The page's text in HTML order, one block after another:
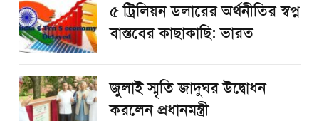
৫ ট্রিলিয়ন ডলারের অর্থনীতির স্বপ্ন
বাস্তবের কাছাকাছি: ভারত
জুলাই স্মৃতি জাদুঘর উদ্বোধন
করলেন প্রধানমন্ত্রী